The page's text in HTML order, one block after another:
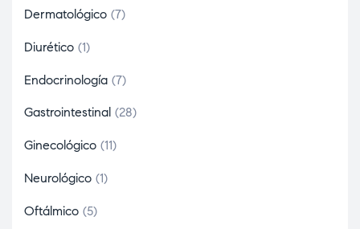
Dermatológico 7
Diurético 1
Endocrinología 7
Gastrointestinal 28
Ginecológico 11
Neurológico 1
Oftálmico 5